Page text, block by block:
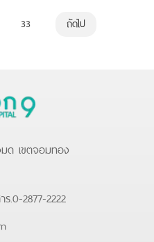
33 ถัดไป
ด เขตจอมทอง
ร.0-2877-2222